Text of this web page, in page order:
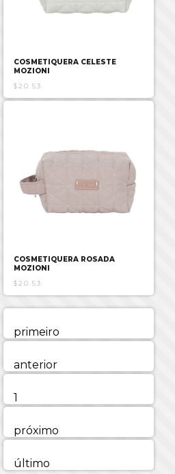
COSMETIQUERA CELESTE
MOZIONI
$20.53
COSMETIQUERA ROSADA
MOZIONI
$20.53
primeiro
anterior
1
próximo
último